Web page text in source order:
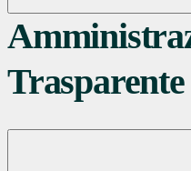
Trasparente